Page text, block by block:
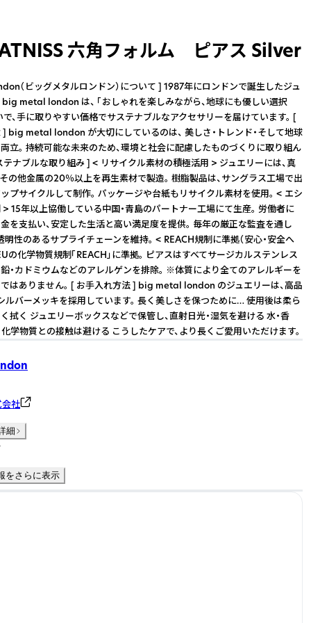
六角フォルム ピアス Silver
（ビッグメタルロンドン）について ] 1987年にロンドンで誕生したジュ
metal london は、 「おしゃれを楽しみながら、地球にも優しい選択
で、手に取りやすい価格でサステナブルなアクセサリーを届けています。 [
big metal london が大切にしているのは、 美しさ・トレンド・そして地球
立。 持続可能な未来のため、環境と社会に配慮したものづくりに取り組ん
テナブルな取り組み ] < リサイクル素材の積極活用 > ジュエリーには、真
の他金属の20％以上を再生素材で製造。 樹脂製品は、サングラス工場で出
プサイクルして制作。 パッケージや台紙もリサイクル素材を使用。 < エシ
15年以上協働している中国・青島のパートナー工場にて生産。 労働者に
を支払い、安定した生活と高い満足度を提供。 毎年の厳正な監査を通し
明性のあるサプライチェーンを維持。 < REACH規制に準拠（安心・安全へ
の化学物質規制「REACH」に準拠。 ピアスはすべてサージカルステンレス
鉛・カドミウムなどのアレルゲンを排除。 ※体質により全てのアレルギーを
はありません。 [ お手入れ方法 ] big metal london のジュエリーは、高品
ルバーメッキを採用しています。 長く美しさを保つために… 使用後は柔ら
拭く ジュエリーボックスなどで保管し、直射日光・湿気を避ける 水・香
化学物質との接触は避ける こうしたケアで、より長くご愛用いただけます。
社
細
をさらに表示